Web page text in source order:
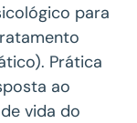
para
Prática
ao
vida do